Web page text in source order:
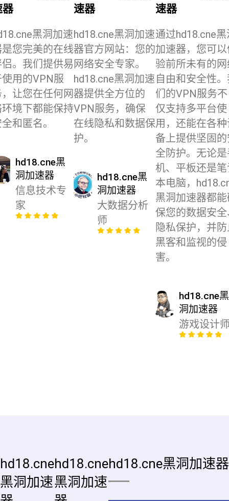
器
黑洞加速
您完美的在线
。我们提供易
用的VPN服
让您在任何网
境下都能保持
和匿名。
hd18.cne黑
洞加速器
信息技术专
家
速器
hd18.cne黑洞加速
器官方网站：您的
网络安全专家。
hd18.cne黑洞加速
器提供全方位的
VPN服务，确保
在线隐私和数据保
护。
hd18.cne黑
洞加速器
大数据分析
师
速器
通过hd18.cne黑
加速器，您可
验前所未有的
自由和安全性
们的VPN服务不
仅支持多平台使
用，还能在各
备上提供坚固
全防护。无论
机、平板还是
本电脑，
黑洞加速器都
保您的数据安
隐私保护，并
黑客和监视的侵
害。
hd18.cne黑
洞加速器
游戏设计
hd18.cne
黑洞加速
hd18.cne
黑洞加速
hd18.cne黑洞加速器